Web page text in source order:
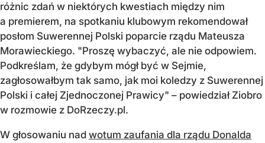
różnic zdań w niektórych kwestiach między nim
a premierem, na spotkaniu klubowym rekomendował
posłom Suwerennej Polski poparcie rządu Mateusza
Morawieckiego. "Proszę wybaczyć, ale nie odpowiem.
Podkreślam, że gdybym mógł być w Sejmie,
zagłosowałbym tak samo, jak moi koledzy z Suwerennej
Polski i całej Zjednoczonej Prawicy" – powiedział Ziobro
w rozmowie z DoRzeczy.pl.
W głosowaniu nad wotum zaufania dla rządu Donalda